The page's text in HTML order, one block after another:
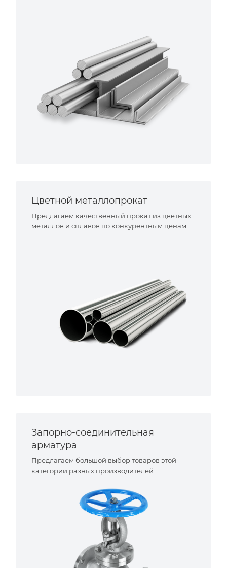
Цветной металлопрокат
Предлагаем качественный прокат из цветных
металлов и сплавов по конкурентным ценам.
Запорно-соединительная
арматура
Предлагаем большой выбор товаров этой
категории разных производителей.